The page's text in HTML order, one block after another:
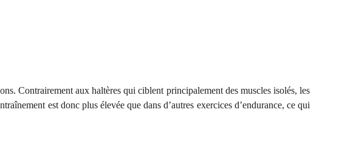
Contrairement aux haltères qui ciblent principalement des muscles isolés, les
est donc plus élevée que dans d’autres exercices d’endurance, ce qui